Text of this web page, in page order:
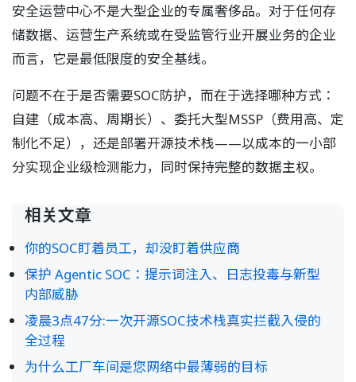
安全运营中心不是大型企业的专属奢侈品。对于任何存
储数据、运营生产系统或在受监管行业开展业务的企业
而言，它是最低限度的安全基线。
问题不在于是否需要SOC防护，而在于选择哪种方式：
自建（成本高、周期长）、委托大型MSSP（费用高、定
制化不足），还是部署开源技术栈——以成本的一小部
分实现企业级检测能力，同时保持完整的数据主权。
相关文章
你的SOC盯着员工，却没盯着供应商
保护 Agentic SOC：提示词注入、日志投毒与新型
内部威胁
凌晨3点47分:一次开源SOC技术栈真实拦截入侵的
全过程
为什么工厂车间是您网络中最薄弱的目标